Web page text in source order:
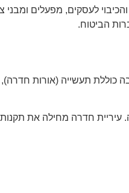
הביטוח.
הצפוני. הסביבה כוללת תעשייה
עיריית חדרה מחילה את